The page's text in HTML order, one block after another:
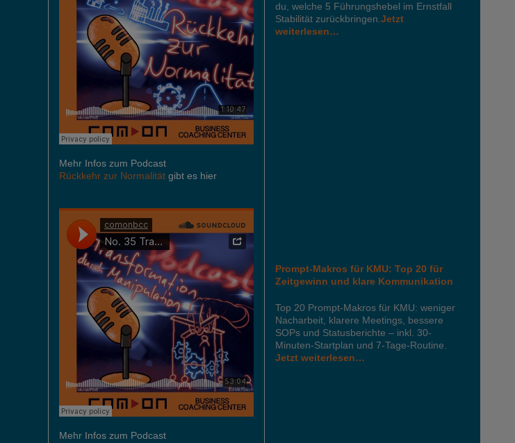
Mehr Infos zum Podcast
Rückkehr zur Normalität gibt es hier
Mehr Infos zum Podcast
du, welche 5 Führungshebel im Ernstfall
Stabilität zurückbringen. Jetzt
weiterlesen…
Prompt-Makros für KMU: Top 20 für
Zeitgewinn und klare Kommunikation
Top 20 Prompt-Makros für KMU: weniger
Nacharbeit, klarere Meetings, bessere
SOPs und Statusberichte – inkl. 30-
Minuten-Startplan und 7-Tage-Routine.
Jetzt weiterlesen…